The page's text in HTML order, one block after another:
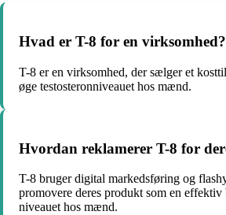
Hvad er T-8 for en virksomhed?
T-8 er en virksomhed, der sælger et
øge testosteronniveauet hos mænd.
Hvordan reklamerer T-8 for
T-8 bruger digital markedsføring og
promovere deres produkt som en effektiv
niveauet hos mænd.